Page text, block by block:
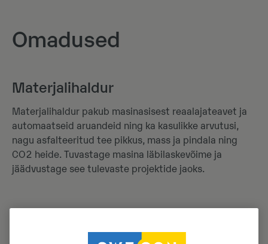
Omadused
Materjalihaldur
Materjalihaldur pakub masinasisest reaalajateavet ja
automaatseid aruandeid ning ka kasulikke arvutusi,
nagu asfalteeritud tee pikkus, mass ja pindala ning
CO2 heide. Tuvastage masina läbilaskevõime ja
jäädvustage see tulevaste projektide jaoks.